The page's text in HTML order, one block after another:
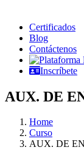
Certificados
Blog
Contáctenos
Inscríbete
AUX. DE
Home
Curso
AUX. DE